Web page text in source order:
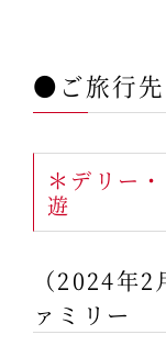
●ご旅行先
＊デリー
遊
（2024年
ァミリー